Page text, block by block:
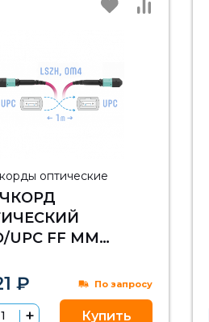
оптические
UPC FF MM
1 МЕТРА
₽ По запросу
Купить